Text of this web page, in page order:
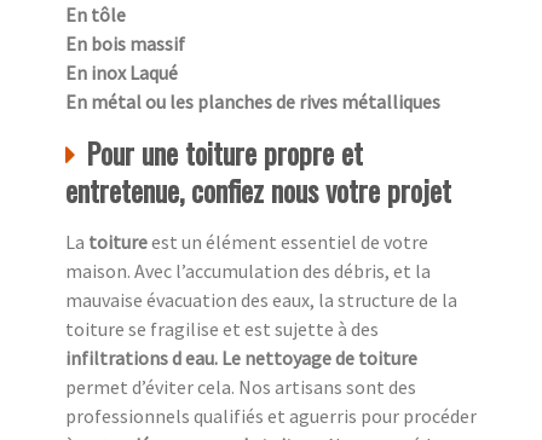
En tôle
En bois massif
En inox Laqué
En métal ou les planches de rives métalliques
Pour une toiture propre et
entretenue, confiez nous votre projet
La toitureest un élément essentiel de votre
maison. Avec l’accumulation des débris, et la
mauvaise évacuation des eaux, la structure de la
toiture se fragilise et est sujette à des
infiltrations d eau. Le nettoyage de toiture
permet d’éviter cela. Nos artisans sont des
professionnels qualifiés et aguerris pour procéder